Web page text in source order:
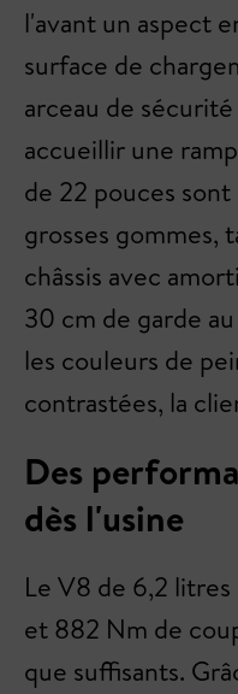
l'avant un aspect
surface de
arceau de
accueillir une
de 22 pouces
grosses gommes,
châssis avec
30 cm de garde
les couleurs de
contrastées, la
Des
dès l'usine
Le V8 de 6,2
et 882 Nm de
que suffisants.